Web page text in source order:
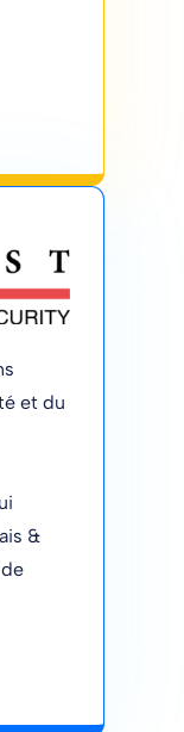
et du
&